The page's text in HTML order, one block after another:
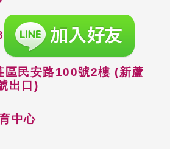
區民安路100號2樓 (新蘆
出口)
中心